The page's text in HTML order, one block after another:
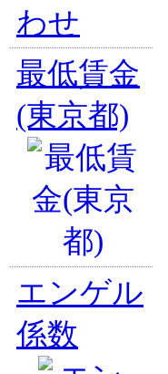
わせ
最低賃金
(東京都)
エンゲル
係数